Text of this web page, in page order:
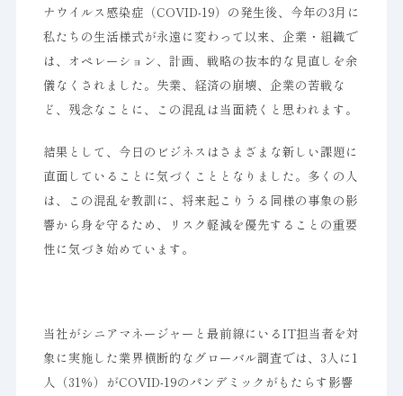
ナウイルス感染症（COVID-19）の発生後、今年の3月に
私たちの生活様式が永遠に変わって以来、企業・組織で
は、オペレーション、計画、戦略の抜本的な見直しを余
儀なくされました。失業、経済の崩壊、企業の苦戦な
ど、残念なことに、この混乱は当面続くと思われます。
結果として、今日のビジネスはさまざまな新しい課題に
直面していることに気づくこととなりました。多くの人
は、この混乱を教訓に、将来起こりうる同様の事象の影
響から身を守るため、リスク軽減を優先することの重要
性に気づき始めています。
当社がシニアマネージャーと最前線にいるIT担当者を対
象に実施した業界横断的なグローバル調査では、3人に1
人（31％）がCOVID-19のパンデミックがもたらす影響